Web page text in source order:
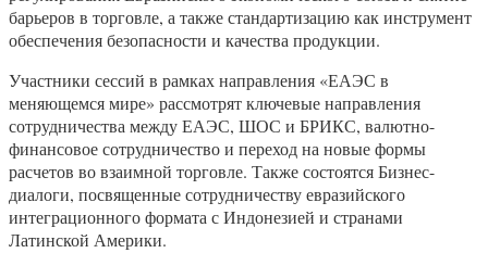
барьеров в торговле, а также стандартизацию как инструмент
обеспечения безопасности и качества продукции.
Участники сессий в рамках направления «ЕАЭС в
меняющемся мире» рассмотрят ключевые направления
сотрудничества между ЕАЭС, ШОС и БРИКС, валютно-
финансовое сотрудничество и переход на новые формы
расчетов во взаимной торговле. Также состоятся Бизнес-
диалоги, посвященные сотрудничеству евразийского
интеграционного формата с Индонезией и странами
Латинской Америки.